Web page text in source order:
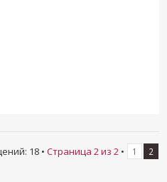
18 • Страница 2из 2• 1 2